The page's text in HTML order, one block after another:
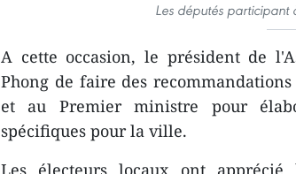
Les députés participant
A cette occasion, le président de
Phong de faire des
et au Premier ministre pour
spécifiques pour la ville.
Les électeurs locaux ont